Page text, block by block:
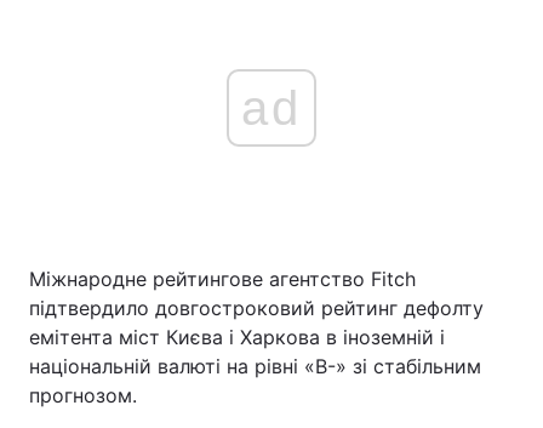
ad
Міжнародне рейтингове агентство Fitch
підтвердило довгостроковий рейтинг дефолту
емітента міст Києва і Харкова в іноземній і
національній валюті на рівні «B-» зі стабільним
прогнозом.